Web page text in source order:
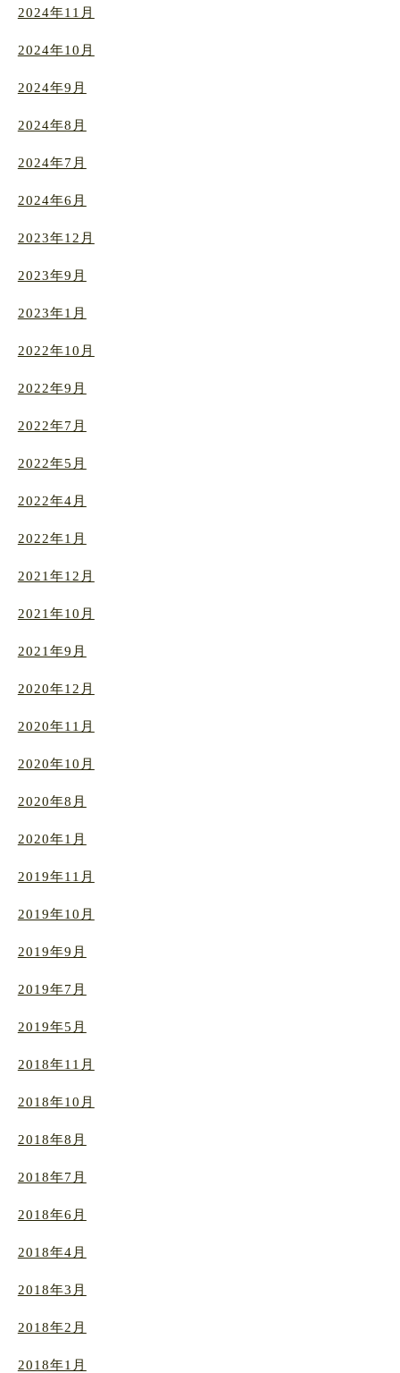
2024年11月
2024年10月
2024年9月
2024年8月
2024年7月
2024年6月
2023年12月
2023年9月
2023年1月
2022年10月
2022年9月
2022年7月
2022年5月
2022年4月
2022年1月
2021年12月
2021年10月
2021年9月
2020年12月
2020年11月
2020年10月
2020年8月
2020年1月
2019年11月
2019年10月
2019年9月
2019年7月
2019年5月
2018年11月
2018年10月
2018年8月
2018年7月
2018年6月
2018年4月
2018年3月
2018年2月
2018年1月